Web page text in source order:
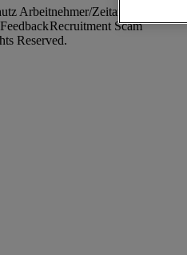
Arbeitnehmer/Zeitarbeitskräfte
Recruitment Scam